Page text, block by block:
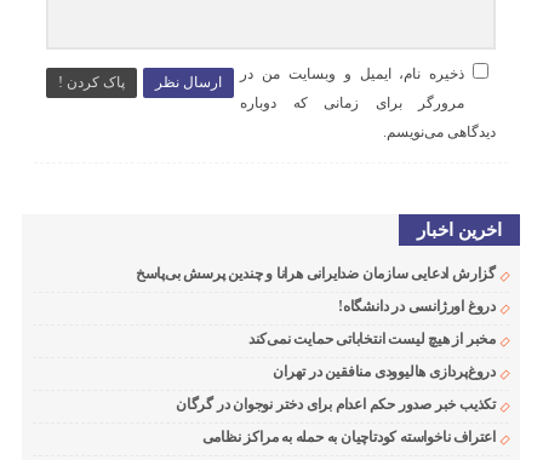
ارسال نظر پاک کردن !
ذخیره نام، ایمیل و وبسایت من در
مرورگر برای زمانی که دوباره
دیدگاهی می‌نویسم.
اخرین اخبار
گزارش ادعایی سازمان ضدایرانی هرانا و چندین پرسش بی‌پاسخ
دروغ اورژانسی در دانشگاه!
مخبر از هیچ لیست انتخاباتی حمایت نمی‌کند
دروغ‌پردازی هالیوودی منافقین در تهران
تکذیب خبر صدور حکم اعدام برای دختر نوجوان در گرگان
اعتراف ناخواسته کودتاچیان به حمله به مراکز نظامی